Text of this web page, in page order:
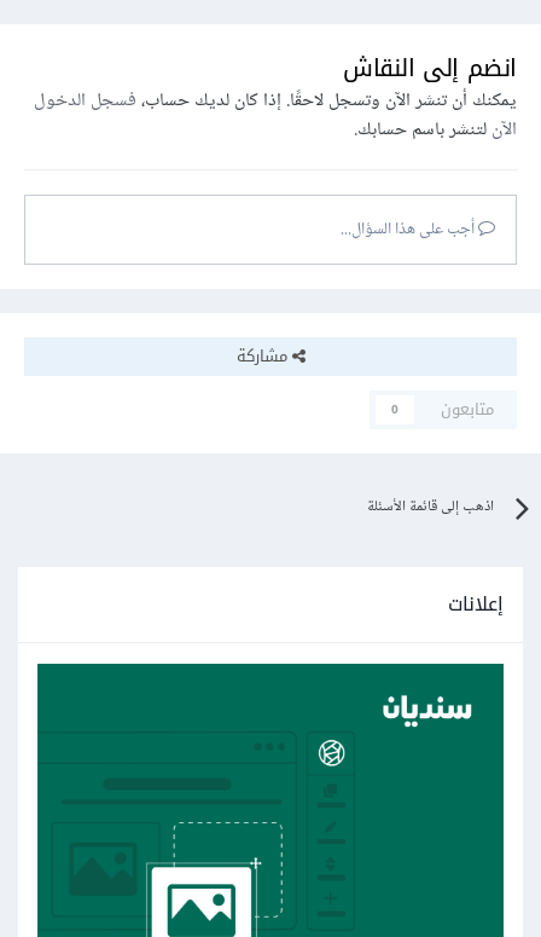
انضم إلى النقاش
يمكنك أن تنشر الآن وتسجل لاحقًا. إذا كان لديك حساب،فسجل الدخول
الآنلتنشر باسم حسابك.
أجب على هذا السؤال...
مشاركة
متابعون
0
اذهب إلى قائمة الأسئلة
إعلانات